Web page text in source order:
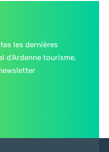
les dernières
d’Ardenne tourisme,